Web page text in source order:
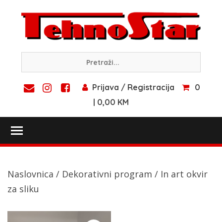
content
Prijava / Registracija
0
| 0,00 KM
Naslovnica / Dekorativni program / In art okvir
za sliku